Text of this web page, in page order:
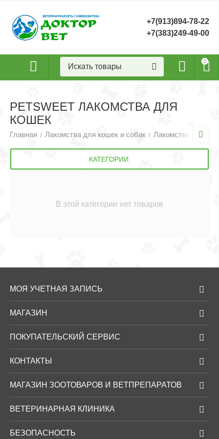
+7(913)894-78-22
+7(383)249-49-00
0
PETSWEET ЛАКОМСТВА ДЛЯ
КОШЕК
Главная / Лакомства для кошек и собак / Лакомства для
КАТЕГОРИИ
В этой категории нет товаров
МОЯ УЧЕТНАЯ ЗАПИСЬ
МАГАЗИН
ПОКУПАТЕЛЬСКИЙ СЕРВИС
КОНТАКТЫ
МАГАЗИН ЗООТОВАРОВ И ВЕТПРЕПАРАТОВ
ВЕТЕРИНАРНАЯ КЛИНИКА
БЕЗОПАСНОСТЬ